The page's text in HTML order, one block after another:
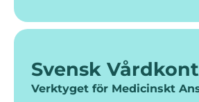
Svensk
Verktyget för Medicinskt